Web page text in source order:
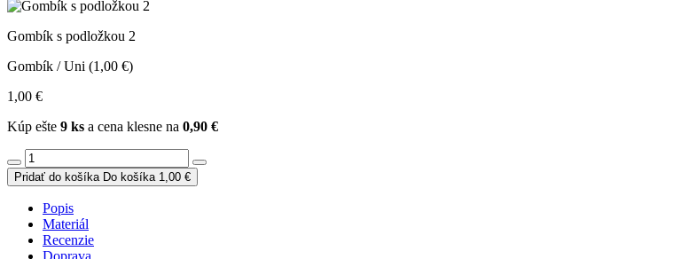
Gombík s podložkou 2
Gombík / Uni (1,00 €)
1,00 €
Kúp ešte 9 ks a cena klesne na 0,90 €
Pridať do košíka Do košíka 1,00 €
Popis
Materiál
Recenzie